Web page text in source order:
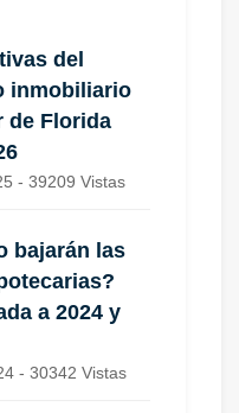
del
inmobiliario
de Florida
- 39209 Vistas
bajarán las
a 2024 y
- 30342 Vistas